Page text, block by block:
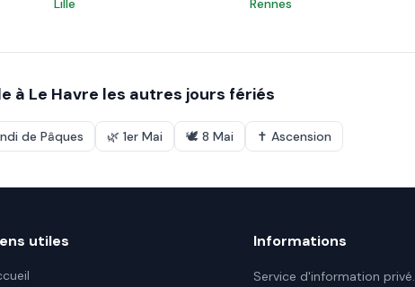
Lille Rennes
à Le Havre les autres jours fériés
de Pâques 🌿 1er Mai 🕊️ 8 Mai ✝️ Ascension
utiles Informations
Service d'information